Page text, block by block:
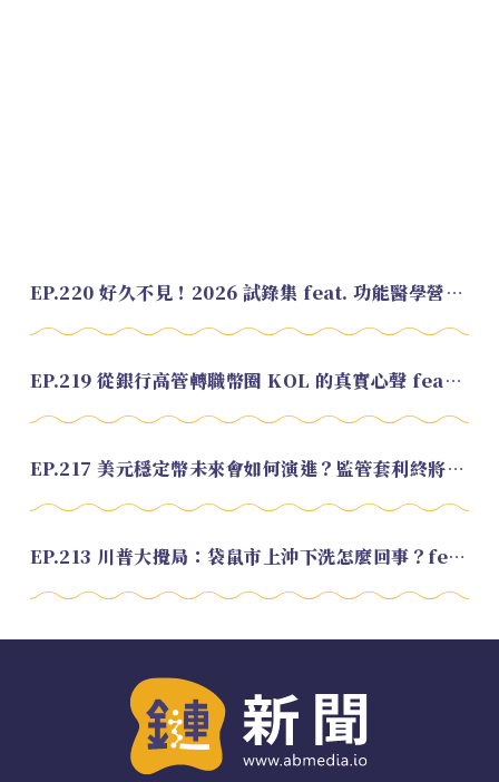
EP.220 好久不見！2026 試錄集 feat. 功能醫學營養師 美寶
EP.219 從銀行高管轉職幣圈 KOL 的真實心聲 feat.龜大
EP.217 美元穩定幣未來會如何演進？監管套利終將收斂？feat. 研究員 余哲安
EP.213 川普大攪局：袋鼠市上沖下洗怎麼回事？feat. Alvin